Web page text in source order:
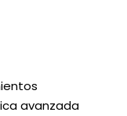
avanzada